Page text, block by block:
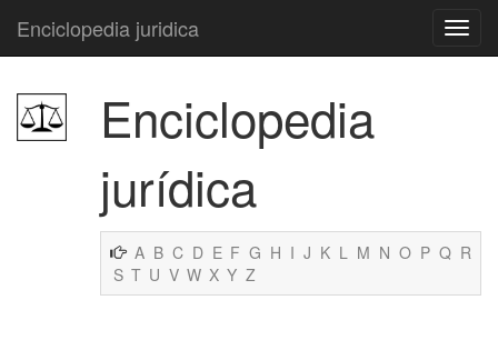
Enciclopedia juridica
Enciclopedia
jurídica
A B C D E F G H I J K L M N O P Q R
S T U V W X Y Z